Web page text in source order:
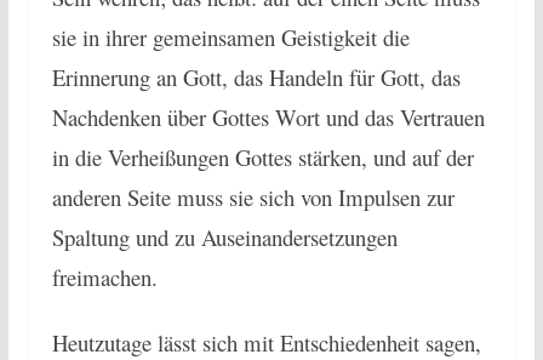
sie in ihrer gemeinsamen Geistigkeit die
Erinnerung an Gott, das Handeln für Gott, das
Nachdenken über Gottes Wort und das Vertrauen
in die Verheißungen Gottes stärken, und auf der
anderen Seite muss sie sich von Impulsen zur
Spaltung und zu Auseinandersetzungen
freimachen.
Heutzutage lässt sich mit Entschiedenheit sagen,